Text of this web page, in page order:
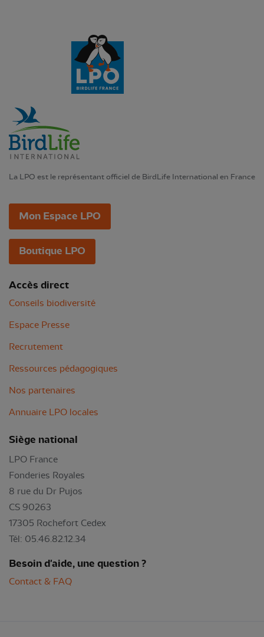
La LPO est le représentant officiel de BirdLife International en France
Mon Espace LPO
Boutique LPO
Accès direct
Conseils biodiversité
Espace Presse
Recrutement
Ressources pédagogiques
Nos partenaires
Annuaire LPO locales
Siège national
LPO France
Fonderies Royales
8 rue du Dr Pujos
CS 90263
17305 Rochefort Cedex
Tél: 05.46.82.12.34
Besoin d'aide, une question ?
Contact & FAQ